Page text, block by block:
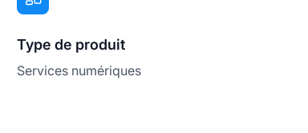
Type de produit
Services numériques